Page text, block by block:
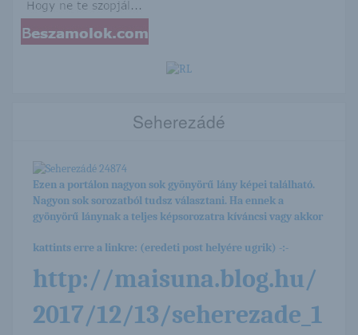
Seherezádé
Ezen a portálon nagyon sok gyönyörű lány képei található.
Nagyon sok sorozatból tudsz választani. Ha ennek a
gyönyörű lánynak a teljes képsorozatra kíváncsi vagy akkor
kattints erre a linkre: (eredeti post helyére ugrik) -:-
http://maisuna.blog.hu/
2017/12/13/seherezade_1